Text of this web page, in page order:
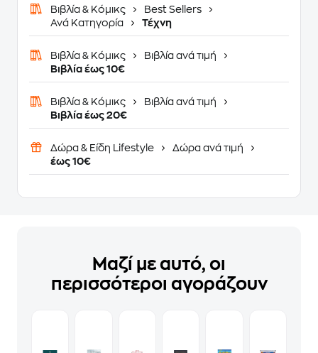
Βιβλία & Κόμικς
Best Sellers
Ανά Κατηγορία
Τέχνη
Βιβλία & Κόμικς
Βιβλία ανά τιμή
Βιβλία έως 10€
Βιβλία & Κόμικς
Βιβλία ανά τιμή
Βιβλία έως 20€
Δώρα & Είδη Lifestyle
Δώρα ανά τιμή
έως 10€
Μαζί με αυτό, οι
περισσότεροι αγοράζουν